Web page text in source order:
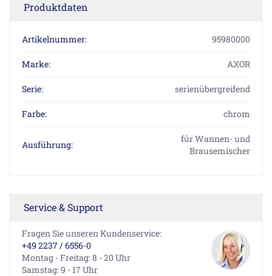
Produktdaten
Artikelnummer: 95980000
Marke: AXOR
Serie: serienübergreifend
Farbe: chrom
Ausführung:
für Wannen- und
Brausemischer
Service & Support
Fragen Sie unseren Kundenservice:
+49 2237 / 6556-0
Montag - Freitag: 8 - 20 Uhr
Samstag: 9 - 17 Uhr